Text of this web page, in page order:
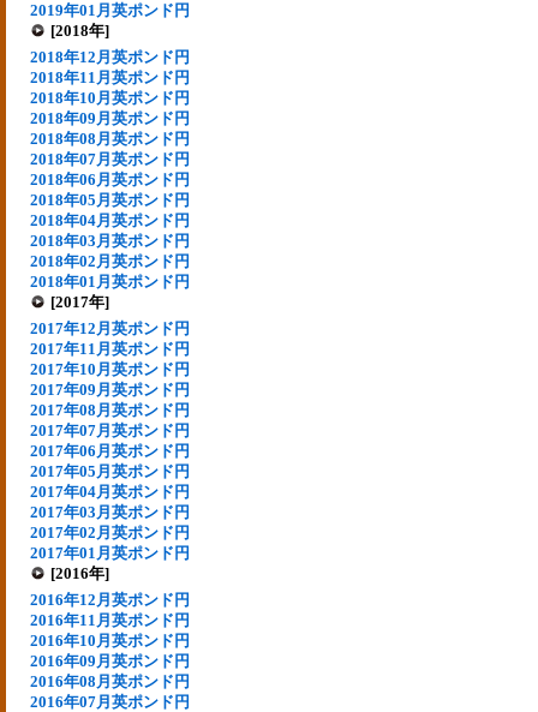
2019年01月英ポンド円
[2018年]
2018年12月英ポンド円
2018年11月英ポンド円
2018年10月英ポンド円
2018年09月英ポンド円
2018年08月英ポンド円
2018年07月英ポンド円
2018年06月英ポンド円
2018年05月英ポンド円
2018年04月英ポンド円
2018年03月英ポンド円
2018年02月英ポンド円
2018年01月英ポンド円
[2017年]
2017年12月英ポンド円
2017年11月英ポンド円
2017年10月英ポンド円
2017年09月英ポンド円
2017年08月英ポンド円
2017年07月英ポンド円
2017年06月英ポンド円
2017年05月英ポンド円
2017年04月英ポンド円
2017年03月英ポンド円
2017年02月英ポンド円
2017年01月英ポンド円
[2016年]
2016年12月英ポンド円
2016年11月英ポンド円
2016年10月英ポンド円
2016年09月英ポンド円
2016年08月英ポンド円
2016年07月英ポンド円